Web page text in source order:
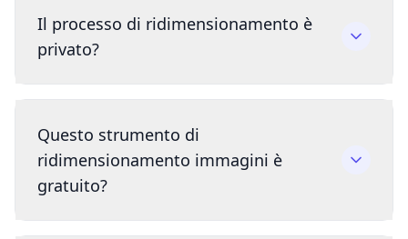
Il processo di ridimensionamento è
privato?
Questo strumento di
ridimensionamento immagini è
gratuito?